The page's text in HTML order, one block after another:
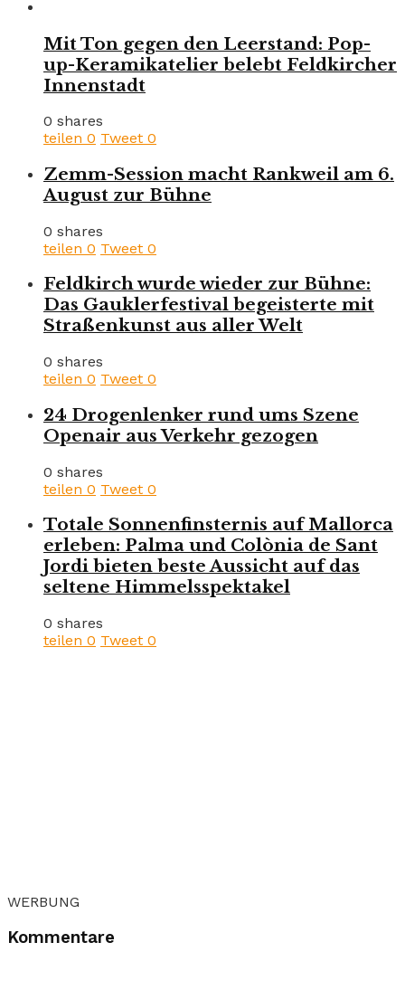
Mit Ton gegen den Leerstand: Pop-
up-Keramikatelier belebt Feldkircher
Innenstadt
0 shares
teilen 0 Tweet 0
Zemm-Session macht Rankweil am 6.
August zur Bühne
0 shares
teilen 0 Tweet 0
Feldkirch wurde wieder zur Bühne:
Das Gauklerfestival begeisterte mit
Straßenkunst aus aller Welt
0 shares
teilen 0 Tweet 0
24 Drogenlenker rund ums Szene
Openair aus Verkehr gezogen
0 shares
teilen 0 Tweet 0
Totale Sonnenfinsternis auf Mallorca
erleben: Palma und Colònia de Sant
Jordi bieten beste Aussicht auf das
seltene Himmelsspektakel
0 shares
teilen 0 Tweet 0
WERBUNG
Kommentare